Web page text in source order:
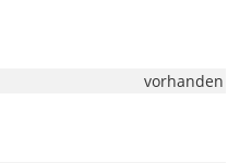
Limited“:
vorhanden